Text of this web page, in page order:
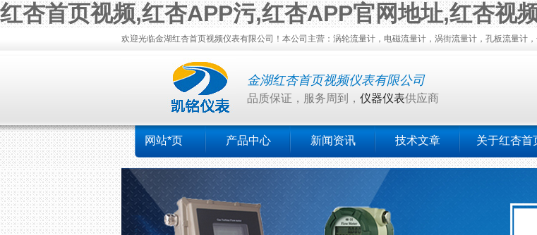
红杏首页视频,红杏APP污,红杏APP官网地址,红杏视
欢迎光临金湖红杏首页视频仪表有限公司！本公司主营：涡轮流量计，电磁流量计，涡街流量计，孔板流量
金湖红杏首页视频仪表有限公司
品质保证，服务周到， 仪器仪表供应商
网站*页 产品中心 新闻资讯 技术文章 关于红杏首